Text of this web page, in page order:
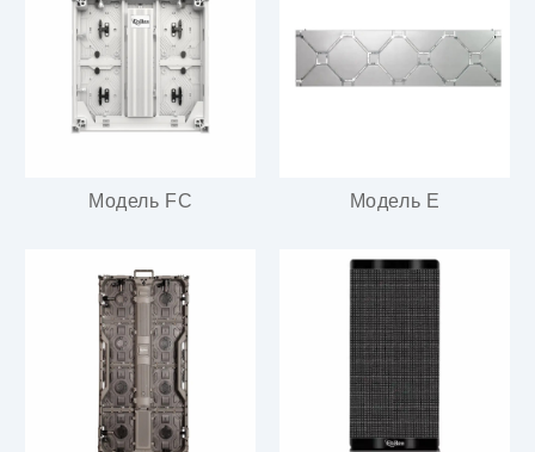
Модель FC Модель E